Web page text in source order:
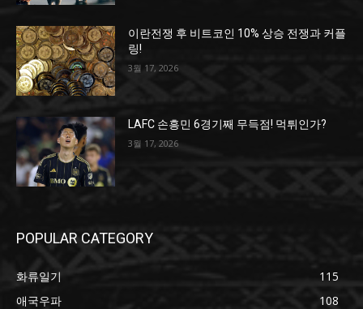
이란전쟁 후 비트코인 10% 상승 전쟁과 커플
링!
3월 17, 2026
LAFC 손흥민 6경기째 무득점! 먹튀인가?
3월 17, 2026
POPULAR CATEGORY
화류일기
115
애국우파
108